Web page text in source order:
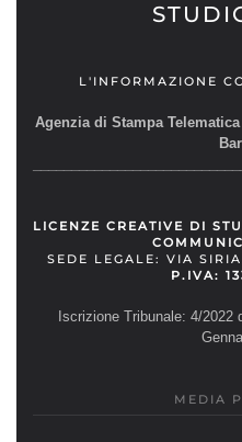
L'INFORMAZIONE
Agenzia di Stampa Telematica
LICENZE CREATIVE DI
SEDE LEGALE: VIA
P.IVA:
Iscrizione Tribunale: 4/
MEDIA